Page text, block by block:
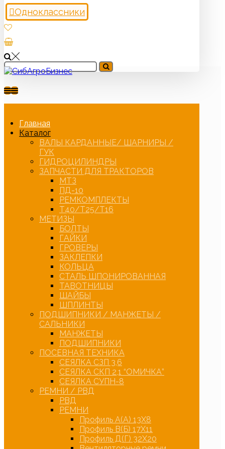
Одноклассники
Главная
Каталог
ВАЛЫ КАРДАННЫЕ/ ШАРНИРЫ /
ГУК
ГИДРОЦИЛИНДРЫ
ЗАПЧАСТИ ДЛЯ ТРАКТОРОВ
МТЗ
ПД-10
РЕМКОМПЛЕКТЫ
Т40/Т25/Т16
МЕТИЗЫ
БОЛТЫ
ГАЙКИ
ГРОВЕРЫ
ЗАКЛЕПКИ
КОЛЬЦА
СТАЛЬ ШПОНИРОВАННАЯ
ТАВОТНИЦЫ
ШАЙБЫ
ШПЛИНТЫ
ПОДШИПНИКИ / МАНЖЕТЫ /
САЛЬНИКИ
МАНЖЕТЫ
ПОДШИПНИКИ
ПОСЕВНАЯ ТЕХНИКА
СЕЯЛКА СЗП 3,6
СЕЯЛКА СКП 2,1 “ОМИЧКА”
СЕЯЛКА СУПН-8
РЕМНИ / РВД
РВД
РЕМНИ
Профиль А(А) 13Х8
Профиль В(Б) 17Х11
Профиль Д(Г) 32Х20